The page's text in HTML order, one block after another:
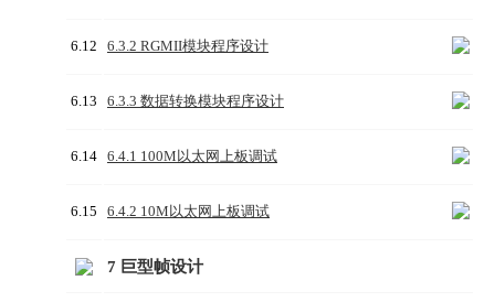
6.12 6.3.2 RGMII模块程序设计
6.13 6.3.3 数据转换模块程序设计
6.14 6.4.1 100M以太网上板调试
6.15 6.4.2 10M以太网上板调试
7 巨型帧设计